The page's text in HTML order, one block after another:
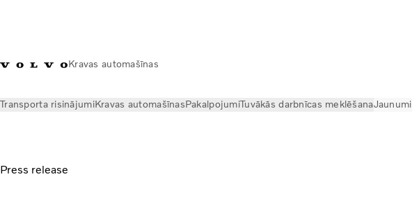
Kravas automašīnas
Transporta risinājumiKravas automašīnasPakalpojumiTuvākās darbnīcas meklēšanaJaunumi
Press release